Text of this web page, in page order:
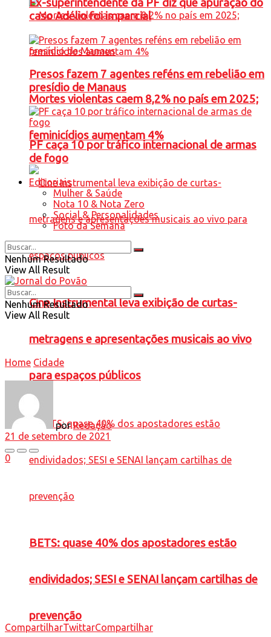
Mortes violentas caem 8,2% no país em 2025;
feminicídios aumentam 4%
Cine Instrumental leva exibição de curtas-
metragens e apresentações musicais ao vivo
para espaços públicos
BETS: quase 40% dos apostadores estão
endividados; SESI e SENAI lançam cartilhas de
prevenção
Ex-superintendente da PF diz que apuração do
caso Adélio foi imparcial
Presos fazem 7 agentes reféns em rebelião em
presídio de Manaus
PF caça 10 por tráfico internacional de armas
de fogo
Editoriais
Mulher & Saúde
Nota 10 & Nota Zero
Social & Personalidades
Foto da Semana
Nenhum Resultado
View All Result
Nenhum Resultado
View All Result
Home Cidade
por Redação
21 de setembro de 2021
0
CompartilharTwittarCompartilhar